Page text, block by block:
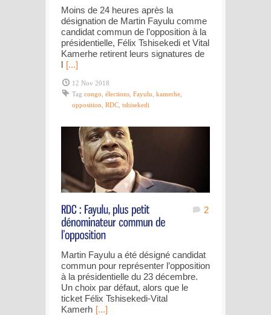
Moins de 24 heures après la
désignation de Martin Fayulu comme
candidat commun de l’opposition à la
présidentielle, Félix Tshisekedi et Vital
Kamerhe retirent leurs signatures de
l [...]
12 Nov 2018
Tag congo élections Fayulu kamerhe
opposition RDC tshisekedi
2
Martin Fayulu a été désigné candidat
commun pour représenter l’opposition
à la présidentielle du 23 décembre.
Un choix par défaut, alors que le
ticket Félix Tshisekedi-Vital
Kamerh [...]